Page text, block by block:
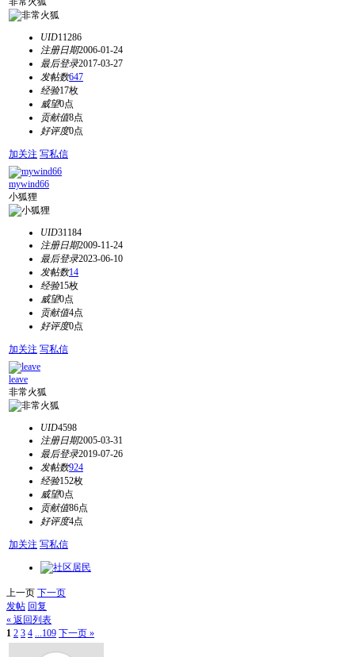
UID11286
注册日期2006-01-24
最后登录2017-03-27
发帖数647
经验17枚
威望0点
贡献值8点
好评度0点
加关注 写私信
mywind66
小狐狸
UID31184
注册日期2009-11-24
最后登录2023-06-10
发帖数14
经验15枚
威望0点
贡献值4点
好评度0点
加关注 写私信
leave
非常火狐
UID4598
注册日期2005-03-31
最后登录2019-07-26
发帖数924
经验152枚
威望0点
贡献值86点
好评度4点
加关注 写私信
上一页 下一页
发帖 回复
« 返回列表
1 2 3 4 ...109 下一页 »